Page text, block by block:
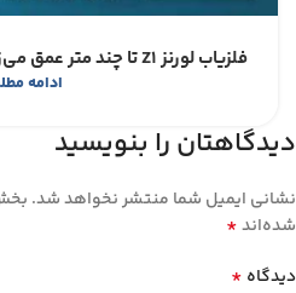
ادامه
دیدگاهتان را بنویسید
نشانی ایمیل شما منتشر نخواهد شد.
شده‌اند*
دیدگاه *